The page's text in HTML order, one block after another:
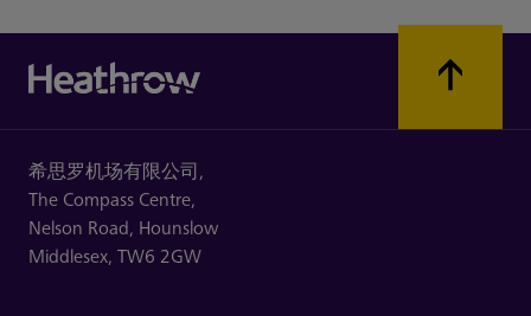
希思罗机场有限公司,
The Compass Centre,
Nelson Road, Hounslow
Middlesex, TW6 2GW